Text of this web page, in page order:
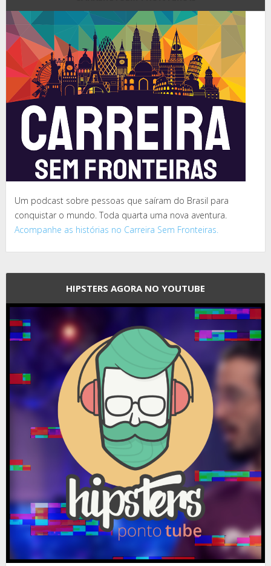
Um podcast sobre pessoas que saíram do Brasil para
conquistar o mundo. Toda quarta uma nova aventura.
Acompanhe as histórias no Carreira Sem Fronteiras.
HIPSTERS AGORA NO YOUTUBE